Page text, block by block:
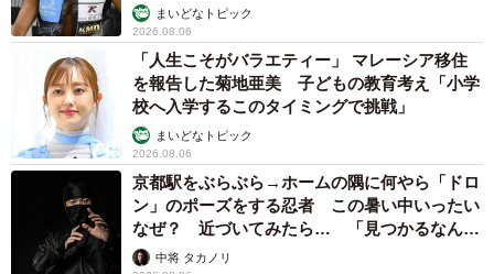
まいどなトピック
2026.08.06
「人生こそがバラエティー」 マレーシア移住
を報告した菊地亜美 子どもの教育考え「小学
校へ入学するこのタイミングで挑戦」
まいどなトピック
2026.08.06
京都駅をぶらぶら→ホームの隅に何やら「ドロ
ン」のポーズをする忍者 この暑い中いったい
なぜ？ 近づいてみたら… 「見つかるなんて
未熟」中将 タカノリ